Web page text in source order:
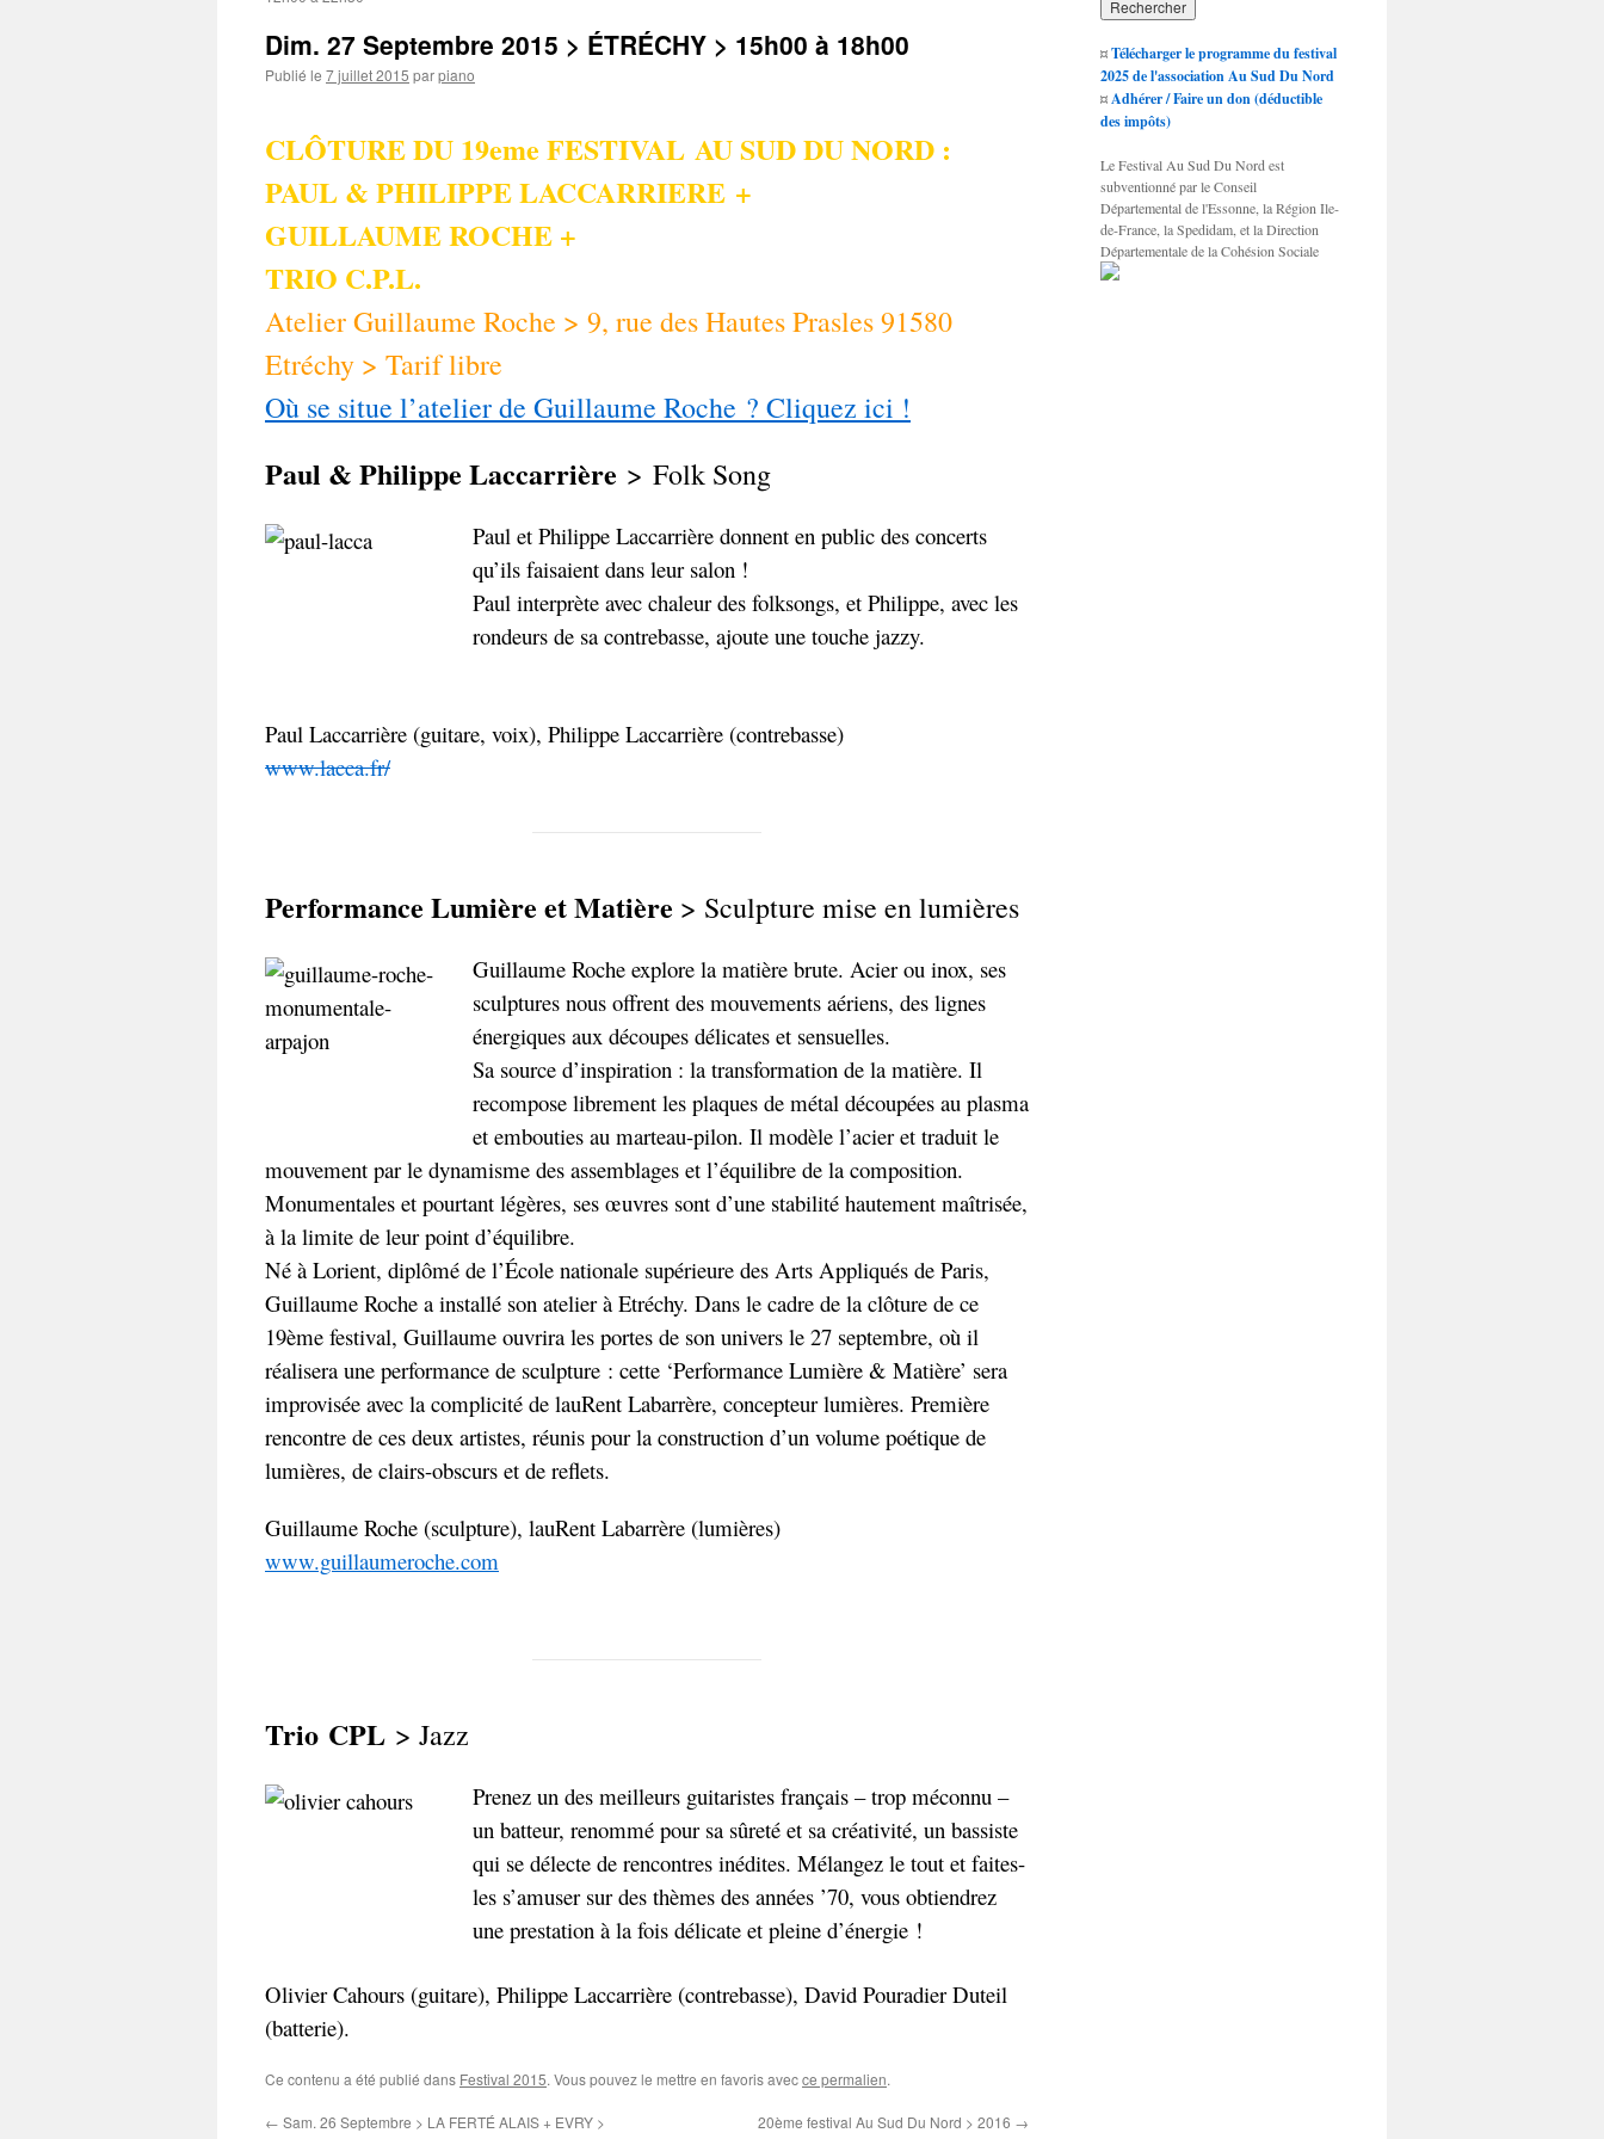
Dim. 27 Septembre 2015 > ÉTRÉCHY > 15h00 à 18h00
Publié le 7 juillet 2015 parpiano
CLÔTURE DU 19eme FESTIVAL AU SUD DU NORD :
PAUL & PHILIPPE LACCARRIERE +
GUILLAUME ROCHE +
TRIO C.P.L.
Atelier Guillaume Roche > 9, rue des Hautes Prasles 91580
Etréchy > Tarif libre
Où se situe l’atelier de Guillaume Roche ? Cliquez ici !
Paul & Philippe Laccarrière > Folk Song
Paul et Philippe Laccarrière donnent en public des concerts
qu’ils faisaient dans leur salon !
Paul interprète avec chaleur des folksongs, et Philippe, avec les
rondeurs de sa contrebasse, ajoute une touche jazzy.
Paul Laccarrière (guitare, voix), Philippe Laccarrière (contrebasse)
www.lacca.fr/
Performance Lumière et Matière > Sculpture mise en lumières
Guillaume Roche explore la matière brute. Acier ou inox, ses
sculptures nous offrent des mouvements aériens, des lignes
énergiques aux découpes délicates et sensuelles.
Sa source d’inspiration : la transformation de la matière. Il
recompose librement les plaques de métal découpées au plasma
et embouties au marteau-pilon. Il modèle l’acier et traduit le
mouvement par le dynamisme des assemblages et l’équilibre de la composition.
Monumentales et pourtant légères, ses œuvres sont d’une stabilité hautement maîtrisée,
à la limite de leur point d’équilibre.
Né à Lorient, diplômé de l’École nationale supérieure des Arts Appliqués de Paris,
Guillaume Roche a installé son atelier à Etréchy. Dans le cadre de la clôture de ce
19ème festival, Guillaume ouvrira les portes de son univers le 27 septembre, où il
réalisera une performance de sculpture : cette ‘Performance Lumière & Matière’ sera
improvisée avec la complicité de lauRent Labarrère, concepteur lumières. Première
rencontre de ces deux artistes, réunis pour la construction d’un volume poétique de
lumières, de clairs-obscurs et de reflets.
Guillaume Roche (sculpture), lauRent Labarrère (lumières)
www.guillaumeroche.com
Trio CPL > Jazz
Prenez un des meilleurs guitaristes français – trop méconnu –
un batteur, renommé pour sa sûreté et sa créativité, un bassiste
qui se délecte de rencontres inédites. Mélangez le tout et faites-
les s’amuser sur des thèmes des années ’70, vous obtiendrez
une prestation à la fois délicate et pleine d’énergie !
Olivier Cahours (guitare), Philippe Laccarrière (contrebasse), David Pouradier Duteil
(batterie).
Ce contenu a été publié dans Festival 2015. Vous pouvez le mettre en favoris avecce permalien.
← Sam. 26 Septembre > LA FERTÉ ALAIS + EVRY >
20ème festival Au Sud Du Nord > 2016 →
¤Télécharger le programme du festival
2025 de l'association Au Sud Du Nord
¤Adhérer / Faire un don (déductible
des impôts)
Le Festival Au Sud Du Nord est
subventionné par le Conseil
Départemental de l'Essonne, la Région Ile-
de-France, la Spedidam, et la Direction
Départementale de la Cohésion Sociale